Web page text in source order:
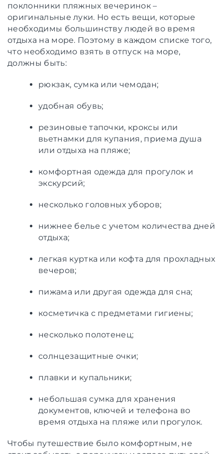
поклонники пляжных вечеринок –
оригинальные луки. Но есть вещи, которые
необходимы большинству людей во время
отдыха на море. Поэтому в каждом списке того,
что необходимо взять в отпуск на море,
должны быть:
рюкзак, сумка или чемодан;
удобная обувь;
резиновые тапочки, кроксы или
вьетнамки для купания, приема душа
или отдыха на пляже;
комфортная одежда для прогулок и
экскурсий;
несколько головных уборов;
нижнее белье с учетом количества дней
отдыха;
легкая куртка или кофта для прохладных
вечеров;
пижама или другая одежда для сна;
косметичка с предметами гигиены;
несколько полотенец;
солнцезащитные очки;
плавки и купальники;
небольшая сумка для хранения
документов, ключей и телефона во
время отдыха на пляже или прогулок.
Чтобы путешествие было комфортным, не